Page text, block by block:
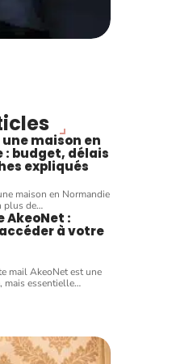
maison en
: budget, délais
expliqués
maison en Normandie
plus de…
AkeoNet :
à votre
mail AkeoNet est une
mais essentielle…